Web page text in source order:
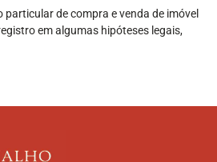
de compra e venda de imóvel
em algumas hipóteses legais,